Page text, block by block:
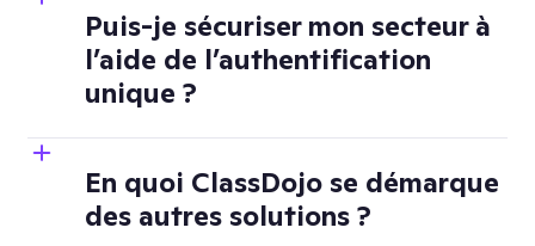
Puis-je sécuriser mon secteur à
l’aide de l’authentification
unique ?
En quoi ClassDojo se démarque
des autres solutions ?